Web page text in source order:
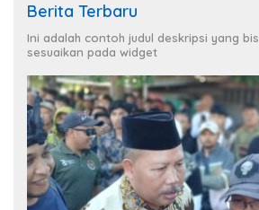
Berita Terbaru
Ini adalah contoh judul deskripsi yang
sesuaikan pada widget